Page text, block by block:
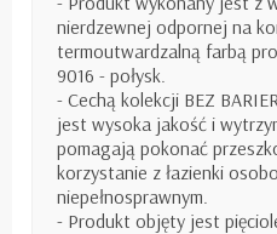
nierdzewnej odpornej na
termoutwardzalną farbą
9016 - połysk.
- Cechą kolekcji BEZ
jest wysoka jakość i
pomagają pokonać
korzystanie z łazienki
niepełnosprawnym.
- Produkt objęty jest